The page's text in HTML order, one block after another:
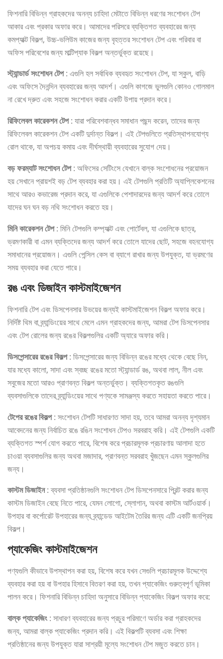
ফিশনারি বিভিন্ন গ্রাহকদের অনন্য চাহিদা মেটাতে বিভিন্ন ধরণের সংশোধন টেপ
আকার এবং প্রকার অফার করে। আমাদের পরিসরে ব্যক্তিগত ব্যবহারের জন্য
কমপ্যাক্ট বিকল্প, উচ্চ-ভলিউম কাজের জন্য বৃহত্তর সংশোধন টেপ এবং পরিবার বা
অফিস পরিবেশের জন্য মাল্টিপ্যাক বিকল্প অন্তর্ভুক্ত রয়েছে।
স্ট্যান্ডার্ড সংশোধন টেপ: এগুলি হল সর্বাধিক ব্যবহৃত সংশোধন টেপ, যা স্কুল, বাড়ি
এবং অফিসে দৈনন্দিন ব্যবহারের জন্য আদর্শ। এগুলি কাগজে ভুলগুলি কোনও গোলমাল
না রেখে দ্রুত এবং সহজে সংশোধন করার একটি উপায় প্রদান করে।
রিফিলেবল কারেকশন টেপ: যারা পরিবেশবান্ধব সমাধান পছন্দ করেন, তাদের জন্য
রিফিলেবল কারেকশন টেপ একটি দুর্দান্ত বিকল্প। এই টেপগুলিতে প্রতিস্থাপনযোগ্য
রোল থাকে, যা অপচয় কমায় এবং দীর্ঘস্থায়ী ব্যবহারের সুযোগ দেয়।
বড় ফরম্যাট সংশোধন টেপ: অফিসের সেটিংসে যেখানে বাল্ক সংশোধনের প্রয়োজন
হয় সেখানে প্রায়শই বড় টেপ ব্যবহার করা হয়। এই টেপগুলি প্রতিটি অ্যাপ্লিকেশনের
সাথে আরও কভারেজ প্রদান করে, যা এগুলিকে পেশাদারদের জন্য আদর্শ করে তোলে
যাদের ঘন ঘন বড় নথি সংশোধন করতে হয়।
মিনি কারেকশন টেপ: মিনি টেপগুলি কম্প্যাক্ট এবং পোর্টেবল, যা এগুলিকে ছাত্র,
ভ্রমণকারী বা এমন ব্যক্তিদের জন্য আদর্শ করে তোলে যাদের ছোট, সহজে বহনযোগ্য
সমাধানের প্রয়োজন। এগুলি পেন্সিল কেস বা ব্যাগে রাখার জন্য উপযুক্ত, যা ভ্রমণের
সময় ব্যবহার করা যেতে পারে।
রঙ এবং ডিজাইন কাস্টমাইজেশন
ফিশনারি টেপ এবং ডিসপেনসার উভয়ের জন্যই কাস্টমাইজেশন বিকল্প অফার করে।
নির্দিষ্ট থিম বা ব্র্যান্ডিংয়ের সাথে মেলে এমন গ্রাহকদের জন্য, আমরা টেপ ডিসপেনসার
এবং টেপ রোলের জন্য রঙের বিকল্পগুলির একটি অ্যারে অফার করি।
ডিসপেন্সারের রঙের বিকল্প: ডিসপেন্সারের জন্য বিভিন্ন রঙের মধ্যে থেকে বেছে নিন,
যার মধ্যে কালো, সাদা এবং স্বচ্ছ রঙের মতো স্ট্যান্ডার্ড রঙ, অথবা লাল, নীল এবং
সবুজের মতো আরও প্রাণবন্ত বিকল্প অন্তর্ভুক্ত। ব্যক্তিগতকৃত রঙগুলি
ব্যবসাগুলিকে তাদের ব্র্যান্ডিংয়ের সাথে পণ্যকে সামঞ্জস্য করতে সহায়তা করতে পারে।
টেপের রঙের বিকল্প: সংশোধন টেপটি সাধারণত সাদা হয়, তবে আমরা অনন্য দৃশ্যমান
আবেদনের জন্য নির্বাচিত রঙে রঙিন সংশোধন টেপও সরবরাহ করি। এই টেপগুলি একটি
ব্যক্তিগত স্পর্শ যোগ করতে পারে, বিশেষ করে প্রচারমূলক প্রচারণায় আলাদা হতে
চাওয়া ব্যবসাগুলির জন্য অথবা মজাদার, প্রাণবন্ত সরবরাহ খুঁজছেন এমন স্কুলগুলির
জন্য।
কাস্টম ডিজাইন: ব্যবসা প্রতিষ্ঠানগুলি সংশোধন টেপ ডিসপেনসারে প্রিন্ট করার জন্য
কাস্টম ডিজাইন বেছে নিতে পারে, যেমন লোগো, স্লোগান, অথবা কাস্টম আর্টওয়ার্ক।
উপহার বা কর্পোরেট উপহারের জন্য ব্র্যান্ডেড আইটেম তৈরির জন্য এটি একটি জনপ্রিয়
বিকল্প।
প্যাকেজিং কাস্টমাইজেশন
পণ্যগুলি কীভাবে উপস্থাপন করা হয়, বিশেষ করে যখন সেগুলি প্রচারমূলক উদ্দেশ্যে
ব্যবহার করা হয় বা উপহার হিসাবে বিতরণ করা হয়, তখন প্যাকেজিং গুরুত্বপূর্ণ ভূমিকা
পালন করে। ফিশনারি বিভিন্ন চাহিদা অনুসারে বিভিন্ন প্যাকেজিং বিকল্প অফার করে:
বাল্ক প্যাকেজিং : সাধারণ ব্যবহারের জন্য প্রচুর পরিমাণে অর্ডার করা গ্রাহকদের
জন্য, আমরা বাল্ক প্যাকেজিং প্রদান করি। এই বিকল্পটি ব্যবসা এবং শিক্ষা
প্রতিষ্ঠানের জন্য উপযুক্ত যারা সাশ্রয়ী মূল্যে সংশোধন টেপ মজুত করতে চান।